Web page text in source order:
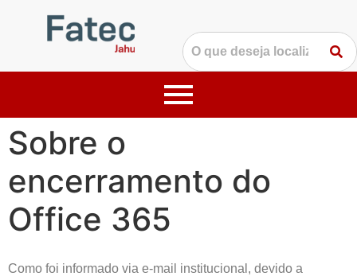
Sobre o
encerramento do
Office 365
Como foi informado via e-mail institucional, devido a